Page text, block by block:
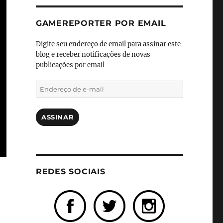
GAMEREPORTER POR EMAIL
Digite seu endereço de email para assinar este
blog e receber notificações de novas
publicações por email
Endereço
de
e-
mail
ASSINAR
REDES SOCIAIS